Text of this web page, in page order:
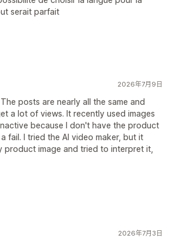
serait parfait
2026年7月9日
posts are nearly all the same and
a lot of views. It recently used images
because I don't have the product
fail. I tried the AI video maker, but it
product image and tried to interpret it,
2026年7月3日